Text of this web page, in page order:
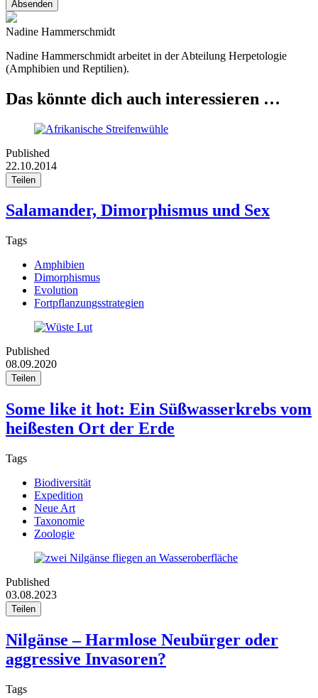
Absenden
Nadine Hammerschmidt
Nadine Hammerschmidt arbeitet in der Abteilung Herpetologie
(Amphibien und Reptilien).
Das könnte dich auch interessieren …
Published
22.10.2014
Teilen
Salamander, Dimorphismus und Sex
Tags
Amphibien
Dimorphismus
Evolution
Fortpflanzungsstrategien
Published
08.09.2020
Teilen
Some like it hot: Ein Süßwasserkrebs vom
heißesten Ort der Erde
Tags
Biodiversität
Expedition
Neue Art
Taxonomie
Zoologie
Published
03.08.2023
Teilen
Nilgänse – Harmlose Neubürger oder
aggressive Invasoren?
Tags